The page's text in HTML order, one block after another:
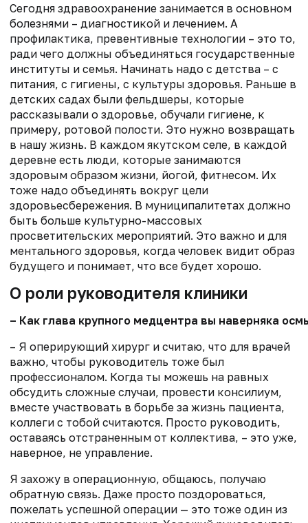
Сегодня здравоохранение занимается в основном
болезнями – диагностикой и лечением. А
профилактика, превентивные технологии – это то,
ради чего должны объединяться государственные
институты и семья. Начинать надо с детства – с
питания, с гигиены, с культуры здоровья. Раньше в
детских садах были фельдшеры, которые
рассказывали о здоровье, обучали гигиене, к
примеру, ротовой полости. Это нужно возвращать
в нашу жизнь. В каждом якутском селе, в каждой
деревне есть люди, которые занимаются
здоровым образом жизни, йогой, фитнесом. Их
тоже надо объединять вокруг цели
здоровьесбережения. В муниципалитетах должно
быть больше культурно-массовых
просветительских мероприятий. Это важно и для
ментального здоровья, когда человек видит образ
будущего и понимает, что все будет хорошо.
О роли руководителя клиники
– Как глава крупного медцентра вы наверняка
– Я оперирующий хирург и считаю, что для врачей
важно, чтобы руководитель тоже был
профессионалом. Когда ты можешь на равных
обсудить сложные случаи, провести консилиум,
вместе участвовать в борьбе за жизнь пациента,
коллеги с тобой считаются. Просто руководить,
оставаясь отстраненным от коллектива, – это уже,
наверное, не управление.
Я захожу в операционную, общаюсь, получаю
обратную связь. Даже просто поздороваться,
пожелать успешной операции — это тоже один из